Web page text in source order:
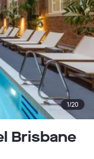
1/20
Brisbane